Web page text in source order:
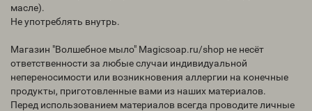
масле).
Не употреблять внутрь.
Магазин "Волшебное мыло" Magicsoap.ru/shop не несёт
ответственности за любые случаи индивидуальной
непереносимости или возникновения аллергии на конечные
продукты, приготовленные вами из наших материалов.
Перед использованием материалов всегда проводите личные